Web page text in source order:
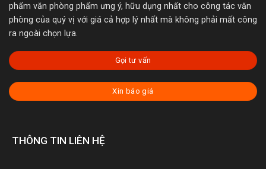
phẩm văn phòng phẩm ưng ý, hữu dụng nhất cho công tác văn
phòng của quý vị với giá cả hợp lý nhất mà không phải mất công
ra ngoài chọn lựa.
Gọi tư vấn
Xin báo giá
THÔNG TIN LIÊN HỆ